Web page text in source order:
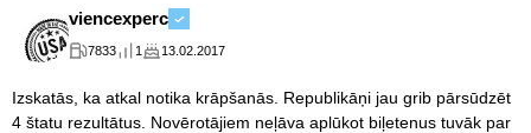
viencexperc
7833 1 13.02.2017
Izskatās, ka atkal notika krāpšanās. Republikāņi jau grib pārsūdzēt
4 štatu rezultātus. Novērotājiem neļāva aplūkot biļetenus tuvāk par